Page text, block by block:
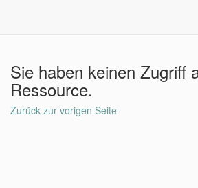
Sie haben keinen Zugriff
Ressource.
Zurück zur vorigen Seite